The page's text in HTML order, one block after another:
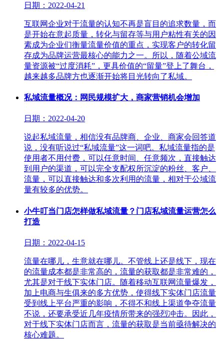
日期：2022-04-21
互联网企业对于流量的认知不再是盲目的追求数量，而
是开始在意起质量，转化与留存等与用户粘性有关的因
素成为企业们衡量流量价值的重点，实现客户的转化留
存成为品牌运营最核心的能力之一。所以，随着公域流
量资源被“过度消耗”，更具价值的“留量”登上了舞台，
越来越多品牌方也逐渐开始将目光转向了私域。
私域流量概况：网民规模扩大，商家营销机会增加
日期：2022-04-20
说起私域流量，相信没有品牌商、企业、商家会回答道
说，没有听说过“私域流量”这一词吧。私域流量指的是
使用者不用付费，可以任意时间、任意频次，直接触达
到用户的渠道，可以完全支配权所沉淀的粉丝、客户、
流量，可以直接触达和多次利用的流量，相对于公域流
量有较多的优势。
小牛叮当门店怎样做私域流量？门店私域流量运营怎么
打造
日期：2022-04-15
流量在哪儿，生意就在哪儿。不管线上还是线下，现在
的流量成本都是非常高的，流量的获取都是非常难的，
尤其是对于线下实体门店。随着移动互联网流量爆发，
加上电商与生俱来的多方优势，使得线下实体门店流量
受到线上平台严重的影响，不得不和线上渠道争夺流量
不说，还要承受近几年疫情所带来的强烈冲击。因此，
对于线下实体门店而言，流量的获取是当前亟待解决的
核心难题。